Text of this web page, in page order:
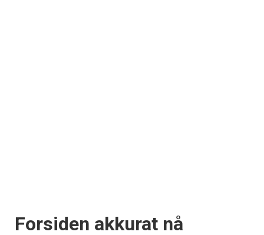
Forsiden akkurat nå